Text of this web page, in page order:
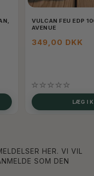
VULCAN FEU EDP
AVENUE
349,00 DKK
LÆG I
HER. VI VIL
SOM DEN